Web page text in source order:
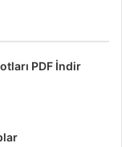
PDF İndir